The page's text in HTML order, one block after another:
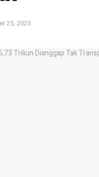
25, 2025